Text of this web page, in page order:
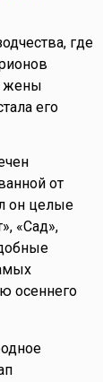
где
жены
его
от
он целые
«Сад»,
осеннего